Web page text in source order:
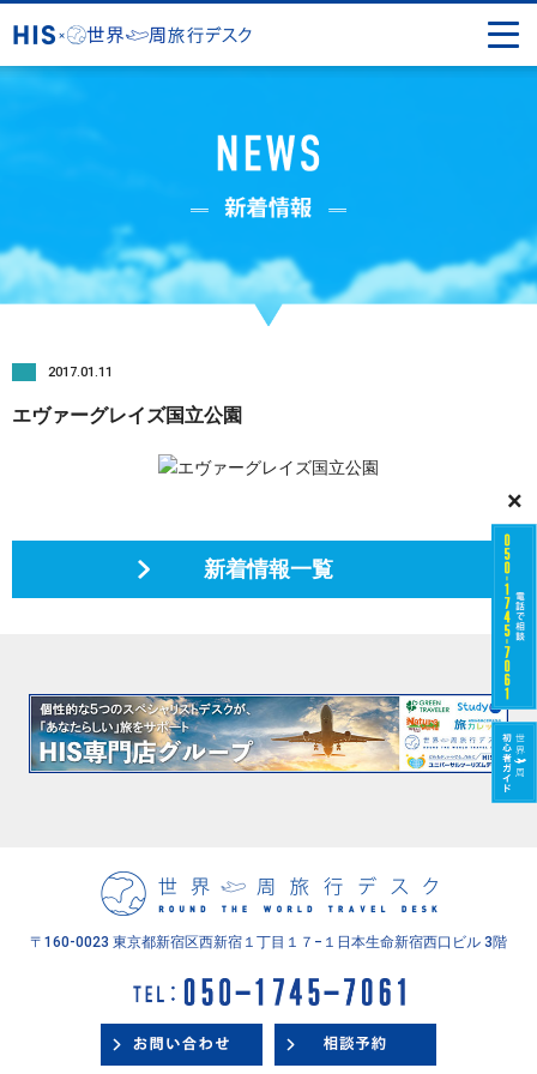
2017.01.11
エヴァーグレイズ国立公園
新着情報一覧
×
〒160-0023 東京都新宿区西新宿１丁目１７−１ 日本生命新宿西口ビル 3階